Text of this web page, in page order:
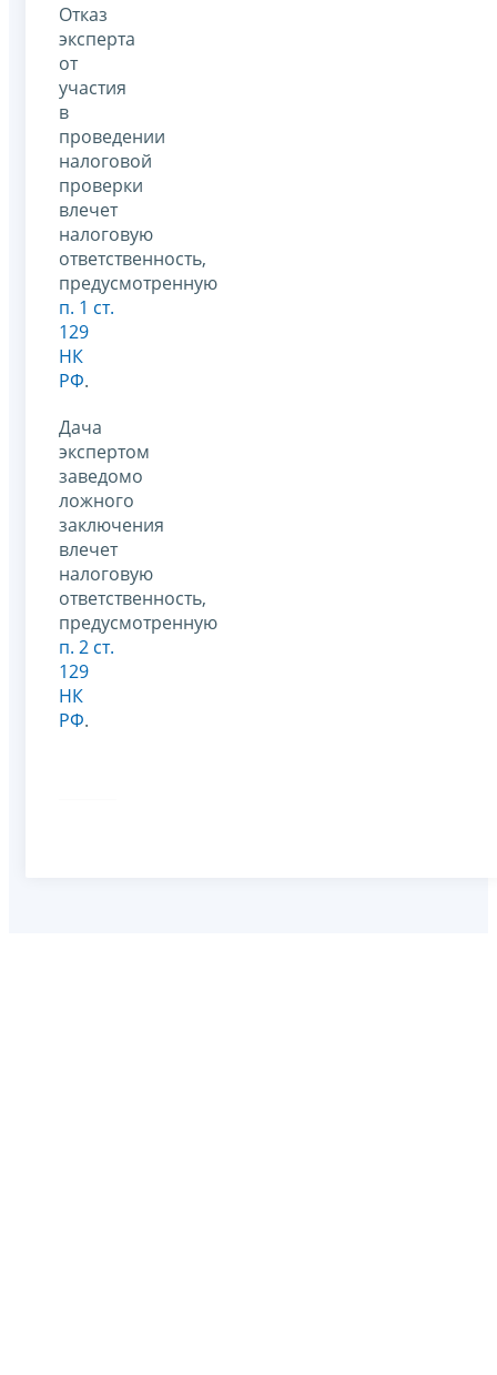
Отказ
эксперта
от
участия
в
проведении
налоговой
проверки
влечет
налоговую
ответственность,
предусмотренную
п. 1 ст.
129
НК
РФ.
Дача
экспертом
заведомо
ложного
заключения
влечет
налоговую
ответственность,
предусмотренную
п. 2 ст.
129
НК
РФ.